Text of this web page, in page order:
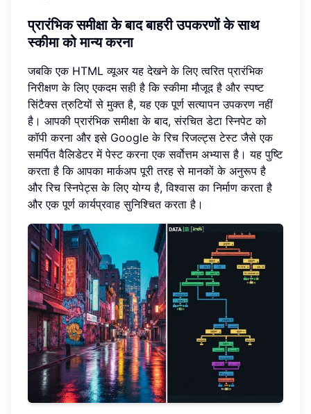
प्रारंभिक समीक्षा के बाद बाहरी उपकरणों के साथ
स्कीमा को मान्य करना
जबकि एक HTML व्यूअर यह देखने के लिए त्वरित प्रारंभिक
निरीक्षण के लिए एकदम सही है कि स्कीमा मौजूद है और स्पष्ट
सिंटैक्स त्रुटियों से मुक्त है, यह एक पूर्ण सत्यापन उपकरण नहीं
है। आपकी प्रारंभिक समीक्षा के बाद, संरचित डेटा स्निपेट को
कॉपी करना और इसे Google के रिच रिजल्ट्स टेस्ट जैसे एक
समर्पित वैलिडेटर में पेस्ट करना एक सर्वोत्तम अभ्यास है। यह पुष्टि
करता है कि आपका मार्कअप पूरी तरह से मानकों के अनुरूप है
और रिच स्निपेट्स के लिए योग्य है, विश्वास का निर्माण करता है
और एक पूर्ण कार्यप्रवाह सुनिश्चित करता है।